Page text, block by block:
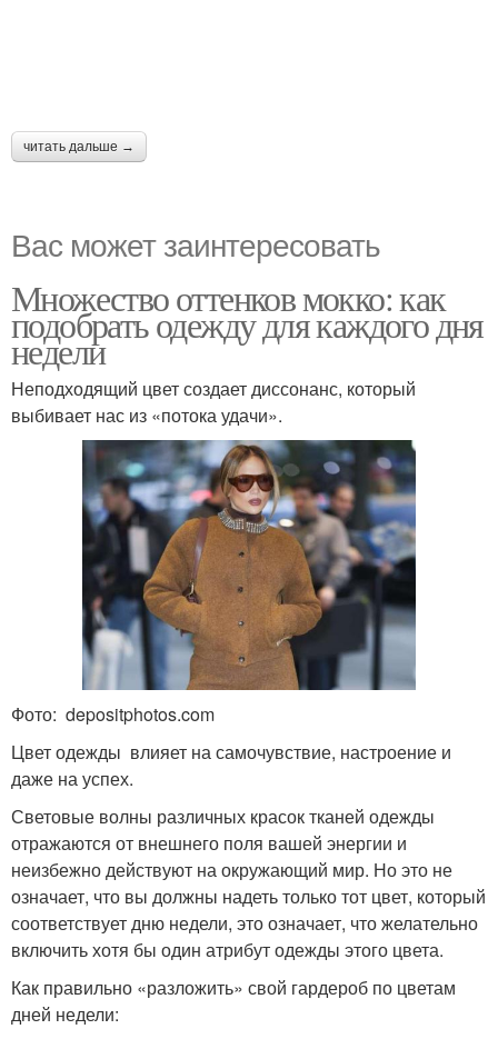
читать дальше →
Вас может заинтересовать
Множество оттенков мокко: как
подобрать одежду для каждого дня
недели
Неподходящий цвет создает диссонанс, который
выбивает нас из «потока удачи».
Фото: depositphotos.com
Цвет одежды влияет на самочувствие, настроение и
даже на успех.
Световые волны различных красок тканей одежды
отражаются от внешнего поля вашей энергии и
неизбежно действуют на окружающий мир. Но это не
означает, что вы должны надеть только тот цвет, который
соответствует дню недели, это означает, что желательно
включить хотя бы один атрибут одежды этого цвета.
Как правильно «разложить» свой гардероб по цветам
дней недели: